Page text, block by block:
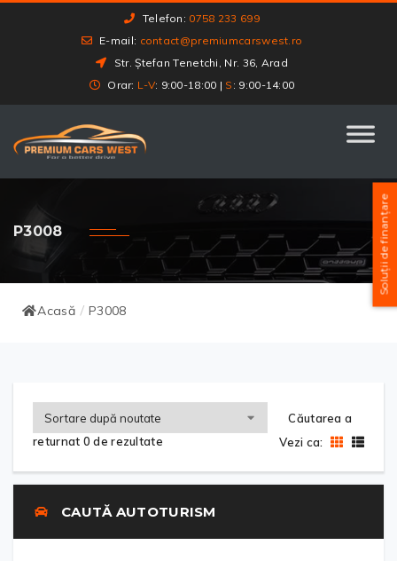
Telefon: 0758 233 699
E-mail: contact@premiumcarswest.ro
Str. Ștefan Tenetchi, Nr. 36, Arad
Orar: L-V: 9:00-18:00 | S : 9:00-14:00
P3008
Acasă / P3008
Căutarea a
returnat 0 de rezultate
Vezi ca:
CAUTĂ AUTOTURISM
Soluții de finanțare